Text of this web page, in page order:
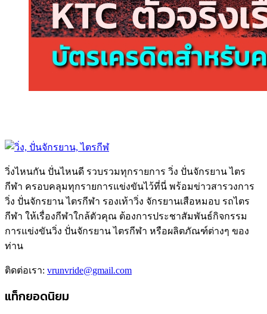
วิ่งไหนกัน ปั่นไหนดี รวบรวมทุกรายการ วิ่ง ปั่นจักรยาน ไตร
กีฬา ครอบคลุมทุกรายการแข่งขันไว้ที่นี่ พร้อมข่าวสารวงการ
วิ่ง ปั่นจักรยาน ไตรกีฬา รองเท้าวิ่ง จักรยานเสือหมอบ รถไตร
กีฬา ให้เรื่องกีฬาใกล้ตัวคุณ ต้องการประชาสัมพันธ์กิจกรรม
การแข่งขันวิ่ง ปั่นจักรยาน ไตรกีฬา หรือผลิตภัณฑ์ต่างๆ ของ
ท่าน
ติดต่อเรา: vrunvride@gmail.com
แท็กยอดนิยม